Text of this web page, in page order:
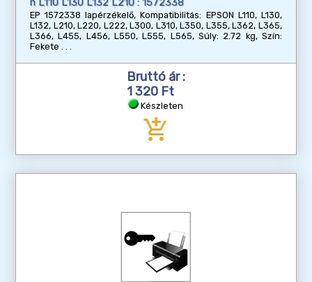
EP 1572338 lapérzékelő, Kompatibilitás: EPSON L110, L130,
L132, L210, L220, L222, L300, L310, L350, L355, L362, L365,
L366, L455, L456, L550, L555, L565, Súly: 2.72 kg, Szín:
Fekete
Bruttó ár :
1 320 Ft
Készleten
add_shopping_cart